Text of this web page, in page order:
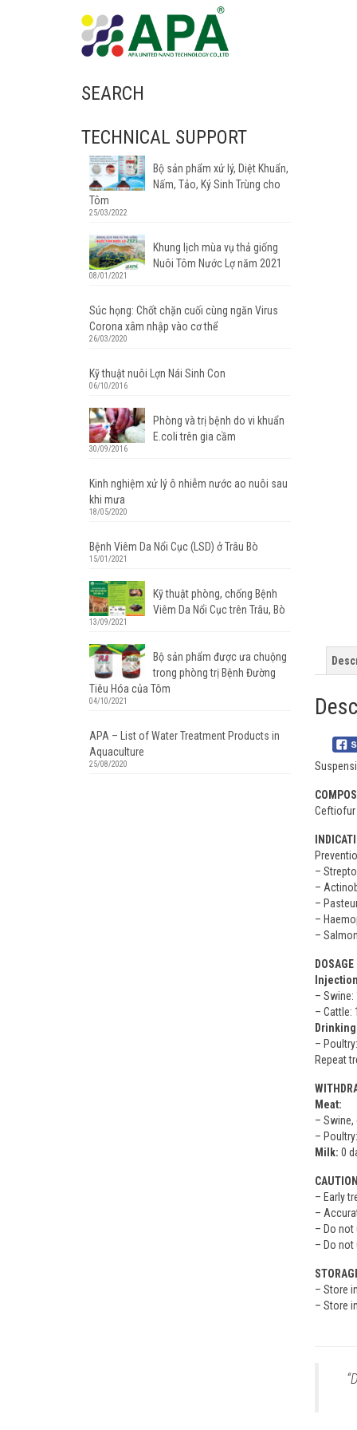
Ceftiofur
–
–
–
–
–
–
– Cattle:
–
Repeat
Meat:
– Swine,
–
Milk: 0
– Early
–
– Do
– Do not
– Store
– Store
SEARCH
TECHNICAL SUPPORT
Bộ sản phẩm xử lý, Diệt Khuẩn,
Nấm, Tảo, Ký Sinh Trùng cho
Tôm
25/03/2022
Khung lịch mùa vụ thả giống
Nuôi Tôm Nước Lợ năm 2021
08/01/2021
Súc họng: Chốt chặn cuối cùng ngăn Virus
Corona xâm nhập vào cơ thể
26/03/2020
Kỹ thuật nuôi Lợn Nái Sinh Con
06/10/2016
Phòng và trị bệnh do vi khuẩn
E.coli trên gia cầm
30/09/2016
Kinh nghiệm xử lý ô nhiễm nước ao nuôi sau
khi mưa
18/05/2020
Bệnh Viêm Da Nổi Cục (LSD) ở Trâu Bò
15/01/2021
Kỹ thuật phòng, chống Bệnh
Viêm Da Nổi Cục trên Trâu, Bò
13/09/2021
Bộ sản phẩm được ưa chuộng
trong phòng trị Bệnh Đường
Tiêu Hóa của Tôm
04/10/2021
APA – List of Water Treatment Products in
Aquaculture
25/08/2020